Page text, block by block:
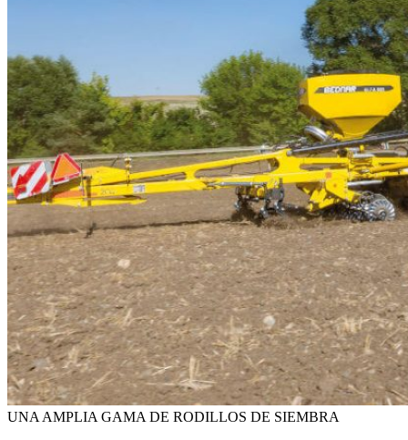
UNA AMPLIA GAMA DE RODILLOS DE SIEMBRA